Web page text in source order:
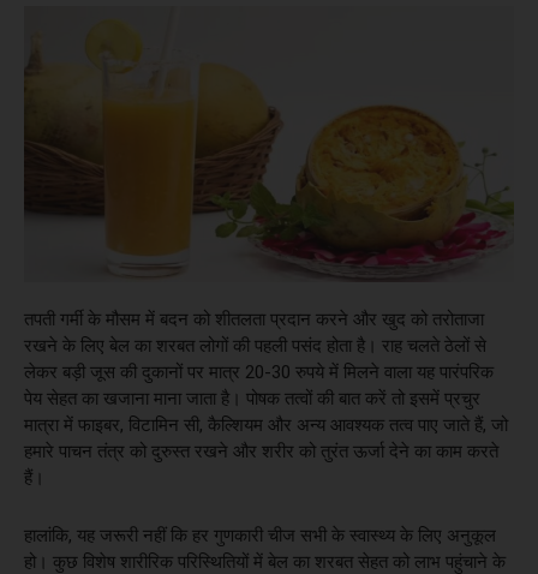
तपती गर्मी के मौसम में बदन को शीतलता प्रदान करने और खुद को तरोताजा
रखने के लिए बेल का शरबत लोगों की पहली पसंद होता है। राह चलते ठेलों से
लेकर बड़ी जूस की दुकानों पर मात्र 20-30 रुपये में मिलने वाला यह पारंपरिक
पेय सेहत का खजाना माना जाता है। पोषक तत्वों की बात करें तो इसमें प्रचुर
मात्रा में फाइबर, विटामिन सी, कैल्शियम और अन्य आवश्यक तत्व पाए जाते हैं, जो
हमारे पाचन तंत्र को दुरुस्त रखने और शरीर को तुरंत ऊर्जा देने का काम करते
हैं।
हालांकि, यह जरूरी नहीं कि हर गुणकारी चीज सभी के स्वास्थ्य के लिए अनुकूल
हो। कुछ विशेष शारीरिक परिस्थितियों में बेल का शरबत सेहत को लाभ पहुंचाने के